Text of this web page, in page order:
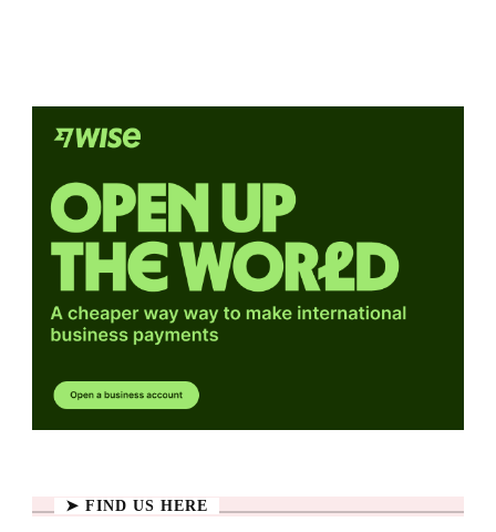
➤ FIND US HERE